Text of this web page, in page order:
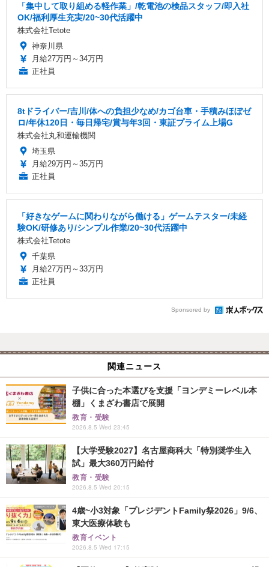
「集中して取り組める軽作業」/乾電池の検品スタッフ/即入社
OK/福利厚生充実/20~30代活躍中
株式会社Tetote
神奈川県
月給27万円～34万円
正社員
8tドライバー/吉川/体への負担少なめ/カゴ台車・手積みほぼゼ
ロ/年休120日・毎日帰宅/賞与年3回・東証プライム上場G
株式会社丸和運輸機関
埼玉県
月給29万円～35万円
正社員
「好きなゲームに関わりながら働ける」ゲームテスター/未経
験OK/研修あり/シンプル作業/20~30代活躍中
株式会社Tetote
千葉県
月給27万円～33万円
正社員
Sponsored by
関連ニュース
子供に合った本選びを支援「ヨンデミーレベル本
棚」くまざわ書店で展開
教育・受験
2026.8.5 Wed 23:45
【大学受験2027】名古屋商科大「特別奨学生入
試」最大360万円給付
教育・受験
2026.8.5 Wed 20:15
4歳~小3対象「プレジデントFamily祭2026」9/6、
東大医療体験も
教育イベント
2026.8.5 Wed 17:15